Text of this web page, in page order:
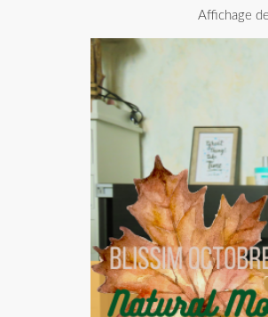
Affichage